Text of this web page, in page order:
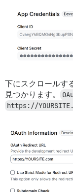
下にスクロールす
見つかります。
https://